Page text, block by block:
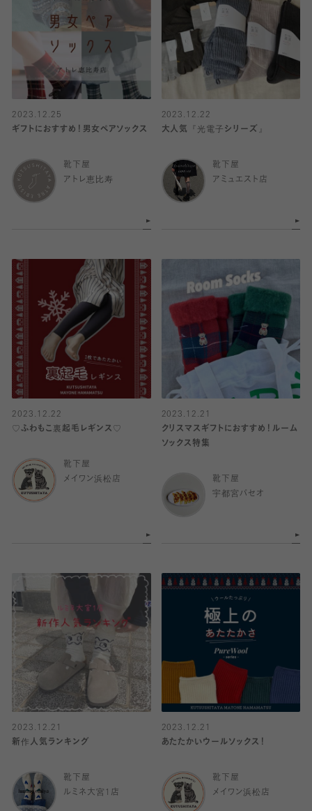
2023.12.25
ギフトにおすすめ！男女ペアソックス
靴下屋
アトレ恵比寿
2023.12.22
大人気『光電子シリーズ』
靴下屋
アミュエスト店
2023.12.22
♡ふわもこ裏起毛レギンス♡
靴下屋
メイワン浜松店
2023.12.21
クリスマスギフトにおすすめ！ルーム
ソックス特集
靴下屋
宇都宮パセオ
2023.12.21
新作人気ランキング
靴下屋
ルミネ大宮1店
2023.12.21
あたたかいウールソックス！
靴下屋
メイワン浜松店